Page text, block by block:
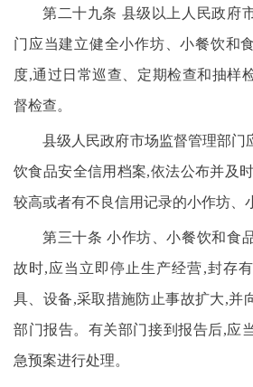
第二十九条 县级以上人民政府
门应当建立健全小作坊、小餐饮和
度,通过日常巡查、定期检查和抽样
督检查。
县级人民政府市场监督管理部门
饮食品安全信用档案,依法公布并及
较高或者有不良信用记录的小作坊、
第三十条 小作坊、小餐饮和食
故时,应当立即停止生产经营,封存
具、设备,采取措施防止事故扩大,并
部门报告。有关部门接到报告后,应
急预案进行处理。